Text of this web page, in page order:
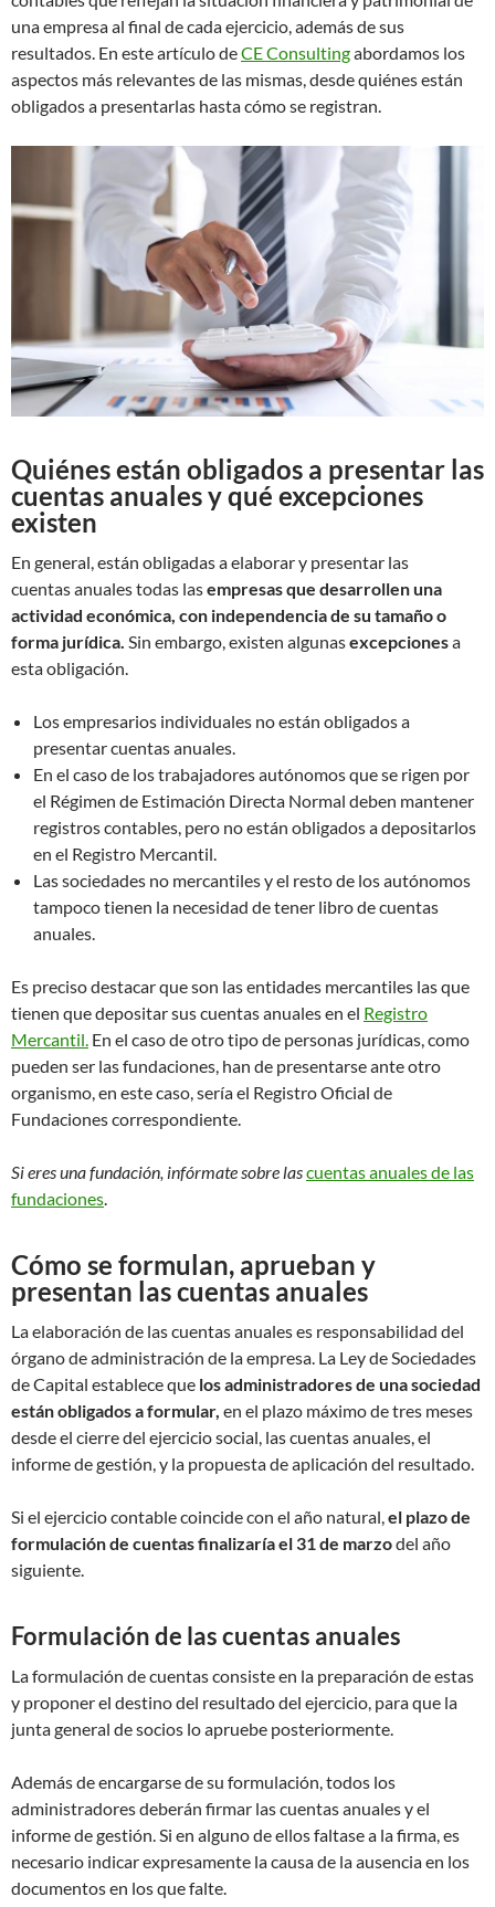
una empresa al final de cada ejercicio, además de sus
resultados. En este artículo deCE Consultingabordamos los
aspectos más relevantes de las mismas, desde quiénes están
obligados a presentarlas hasta cómo se registran.
Quiénes están obligados a presentar las
cuentas anuales y qué excepciones
existen
En general, están obligadas a elaborar y presentar las
cuentas anuales todas lasempresas que desarrollen una
actividad económica, con independencia de su tamaño o
forma jurídica. Sin embargo, existen algunasexcepcionesa
esta obligación.
Los empresarios individuales no están obligados a
presentar cuentas anuales.
En el caso de los trabajadores autónomos que se rigen por
el Régimen de Estimación Directa Normal deben mantener
registros contables, pero no están obligados a depositarlos
en el Registro Mercantil.
Las sociedades no mercantiles y el resto de los autónomos
tampoco tienen la necesidad de tener libro de cuentas
anuales.
Es preciso destacar que son las entidades mercantiles las que
tienen que depositar sus cuentas anuales en el Registro
Mercantil. En el caso de otro tipo de personas jurídicas, como
pueden ser las fundaciones, han de presentarse ante otro
organismo, en este caso, sería el Registro Oficial de
Fundaciones correspondiente.
Si eres una fundación, infórmate sobre lascuentas anuales de las
fundaciones.
Cómo se formulan, aprueban y
presentan las cuentas anuales
La elaboración de las cuentas anuales es responsabilidad del
órgano de administración de la empresa. La Ley de Sociedades
de Capital establece que los administradores de una sociedad
están obligados a formular, en el plazo máximo de tres meses
desde el cierre del ejercicio social, las cuentas anuales, el
informe de gestión, y la propuesta de aplicación del resultado.
Si el ejercicio contable coincide con el año natural,el plazo de
formulación de cuentas finalizaría el 31 de marzodel año
siguiente.
Formulación de las cuentas anuales
La formulación de cuentas consiste en la preparación de estas
y proponer el destino del resultado del ejercicio, para que la
junta general de socios lo apruebe posteriormente.
Además de encargarse de su formulación, todos los
administradores deberán firmar las cuentas anuales y el
informe de gestión. Si en alguno de ellos faltase a la firma, es
necesario indicar expresamente la causa de la ausencia en los
documentos en los que falte.